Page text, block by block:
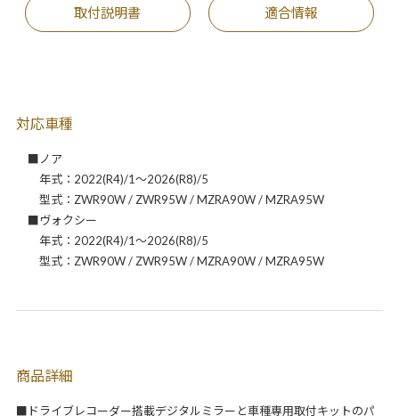
取付説明書 適合情報
対応車種
■ノア
年式：2022(R4)/1～2026(R8)/5
型式：ZWR90W / ZWR95W / MZRA90W / MZRA95W
■ヴォクシー
年式：2022(R4)/1～2026(R8)/5
型式：ZWR90W / ZWR95W / MZRA90W / MZRA95W
商品詳細
■ドライブレコーダー搭載デジタルミラーと車種専用取付キットのパ